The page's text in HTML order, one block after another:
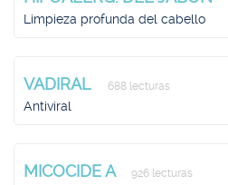
Limpieza profunda del cabello
VADIRAL 688 lecturas
Antiviral
MICOCIDE A 926 lecturas